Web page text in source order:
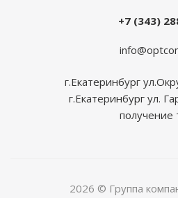
+7 (343)
г.Екатеринбург
г.Екатеринбург ул.
получение
2026 © Группа